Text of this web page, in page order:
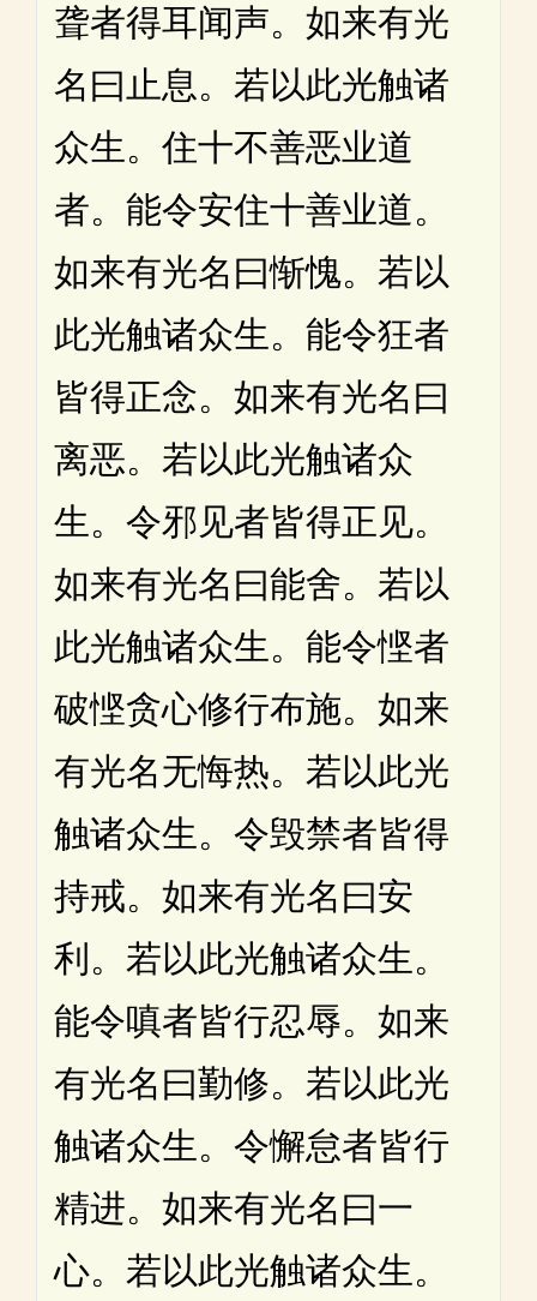
聋者得耳闻声。如来有光
名曰止息。若以此光触诸
众生。住十不善恶业道
者。能令安住十善业道。
如来有光名曰惭愧。若以
此光触诸众生。能令狂者
皆得正念。如来有光名曰
离恶。若以此光触诸众
生。令邪见者皆得正见。
如来有光名曰能舍。若以
此光触诸众生。能令悭者
破悭贪心修行布施。如来
有光名无悔热。若以此光
触诸众生。令毁禁者皆得
持戒。如来有光名曰安
利。若以此光触诸众生。
能令嗔者皆行忍辱。如来
有光名曰勤修。若以此光
触诸众生。令懈怠者皆行
精进。如来有光名曰一
心。若以此光触诸众生。